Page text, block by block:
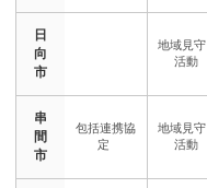
日
向
市
串
間
市